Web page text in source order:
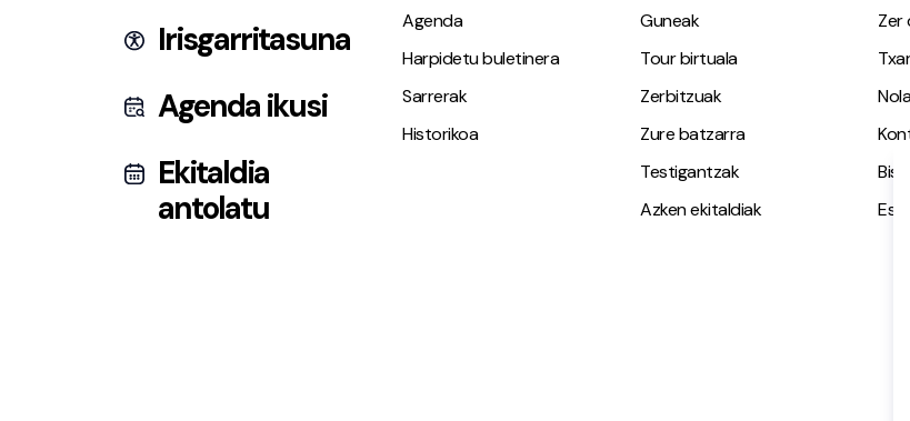
Irisgarritasuna
Agenda ikusi
Ekitaldia
antolatu
Agenda
Harpidetu buletinera
Sarrerak
Historikoa
Guneak
Tour birtuala
Zerbitzuak
Zure batzarra
Testigantzak
Azken ekitaldiak
Zer